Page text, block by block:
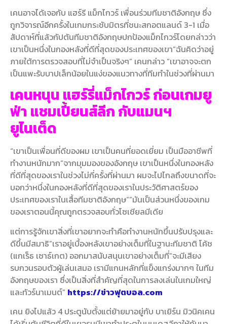
เคนอาจได้เจอกับ แฮร์รี แม็กไกวร์ เพื่อนร่วมทีมชาติอังกฤษ ซึ่ง
ถูกวิจารณ์อีกครั้งในเกมกระชับมิตรที่ชนะสกอตแลนด์ 3-1 เมื่อ
สัปดาห์ที่แล้วกัปตันทีมชาติอังกฤษปกป้องแม็กไกวร์โดยกล่าวว่า
เขาเป็นหนึ่งในกองหลังที่ดีที่สุดของประเทศของเขา”ฉันคิดว่าอยู่
ภายใต้การตรวจสอบที่ไม่จําเป็นจริงๆ” เคนกล่าว “เขาอาจจะตก
เป็นแพะรับบาปเล็กน้อยในแง่ของแนวทางที่ทีมทําในช่วงที่ผ่านมา
เคนหนุน แฮร์รี่แม็กไกวร์ ก่อนเกมยู
ฟ่า แชมเปี้ยนส์ลีก กับแมนฯ
ยูไนเต็ด
“เขาเป็นเพื่อนที่ดีของผม เขาเป็นคนที่ยอดเยี่ยม เป็นมืออาชีพที่
ทํางานหนักมาก”จากมุมมองของอังกฤษ เขาเป็นหนึ่งในกองหลัง
ที่ดีที่สุดของเราในช่วงไม่กี่ครั้งที่ผ่านมา ผมจะไปไกลถึงขนาดที่จะ
บอกว่าหนึ่งในกองหลังที่ดีที่สุดของเราในประวัติศาสตร์ของ
ประเทศของเราในเสื้อทีมชาติอังกฤษ””มันเป็นส่วนหนึ่งของเกม
ของเราตอนนี้คุณถูกตรวจสอบทั่วโซเชียลมีเดีย
แต่การรู้จักเขาสิ่งที่เขาอยากจะทําคือทํางานหนักขึ้นปรับปรุงและ
ดีขึ้นมีสมาธิ”เราอยู่เบื้องหลังเขาอย่างเต็มที่ในฐานะทีมชาติ โค้ช
(แกเร็ธ เซาธ์เกต) ออกมาสนับสนุนเขาอย่างเต็มที่”จะมีเสียง
รบกวนรอบตัวผู้เล่นเสมอ เรามีแกนหลักที่แข็งแกร่งมากๆ ในทีม
อังกฤษของเรา ซึ่งเป็นสิ่งที่สําคัญที่สุดในการลงเล่นในเกมใหญ่
และทัวร์นาเมนต์” https://ข่าวฟุตบอล.com
เคน ยิงไปแล้ว 4 ประตูนับตั้งแต่ย้ายมาอยู่กับ บาเยิร์น มิวนิคเคน